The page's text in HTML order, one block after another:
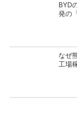
BYD
発の
なぜ
工場